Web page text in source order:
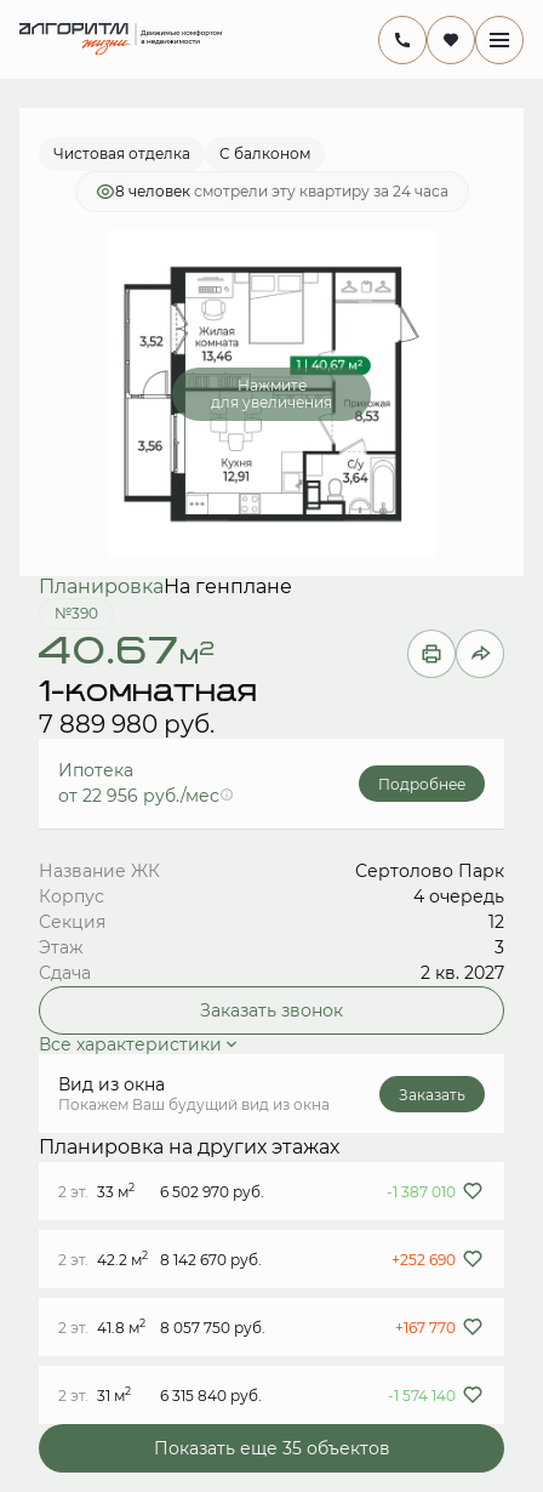
1-комнатная
7 889 980 руб.
от 22 956 руб./мес.
Чистовая отделка С балконом
8 человек смотрели эту квартиру за 24 часа
Нажмите
для увеличения
ПланировкаНа генплане
№390
40.67м2
1-комнатная
7 889 980 руб.
Ипотека
от 22 956 руб./мес
Подробнее
Название ЖК
Сертолово Парк
Корпус
4 очередь
Секция
12
Этаж
3
Сдача
2 кв. 2027
Заказать звонок
Все характеристики
Вид из окна
Покажем Ваш будущий вид из окна
Заказать
Планировка на других этажах
2 эт. 33 м2 6 502 970 руб. -1 387 010
2 эт. 42.2 м2 8 142 670 руб. +252 690
2 эт. 41.8 м2 8 057 750 руб. +167 770
2 эт. 31 м2 6 315 840 руб. -1 574 140
Показать еще 35 объектов